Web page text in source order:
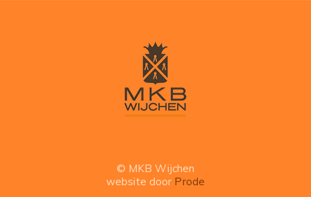
© MKB Wijchen
website door Prode